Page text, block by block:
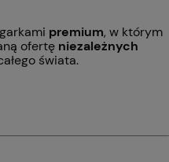
premium, w którym
ofertę niezależnych
świata.